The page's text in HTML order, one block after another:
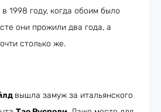
1998 году, когда обоим было
они прожили два года, а
столько же.
вышла замуж за итальянского